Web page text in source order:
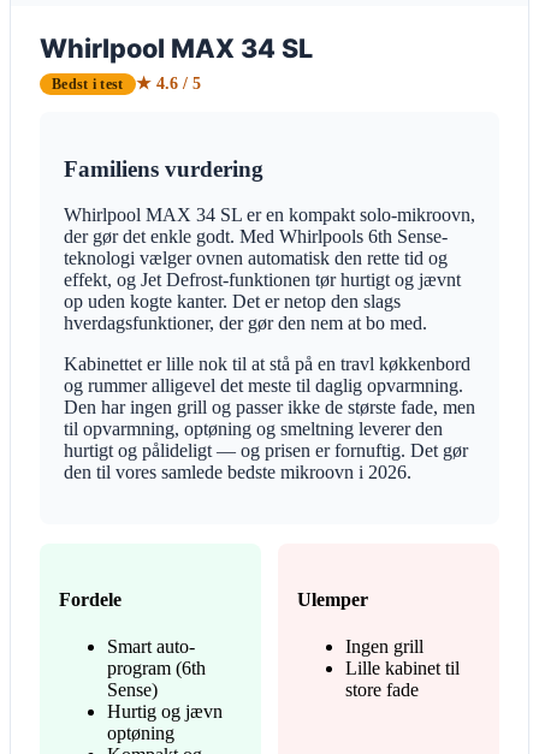
Whirlpool MAX 34 SL
Bedst i test ★ 4.6 / 5
Familiens vurdering
Whirlpool MAX 34 SL er en kompakt solo-mikroovn,
der gør det enkle godt. Med Whirlpools 6th Sense-
teknologi vælger ovnen automatisk den rette tid og
effekt, og Jet Defrost-funktionen tør hurtigt og jævnt
op uden kogte kanter. Det er netop den slags
hverdagsfunktioner, der gør den nem at bo med.
Kabinettet er lille nok til at stå på en travl køkkenbord
og rummer alligevel det meste til daglig opvarmning.
Den har ingen grill og passer ikke de største fade, men
til opvarmning, optøning og smeltning leverer den
hurtigt og pålideligt — og prisen er fornuftig. Det gør
den til vores samlede bedste mikroovn i 2026.
Fordele
Smart auto-
program (6th
Sense)
Hurtig og jævn
optøning
Ulemper
Ingen grill
Lille kabinet til
store fade